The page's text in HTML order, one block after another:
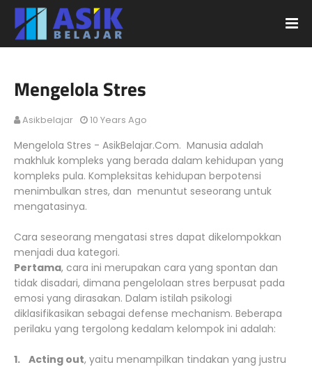
Mengelola Stres
Asikbelajar 10 Years Ago
Mengelola Stres - AsikBelajar.Com. Manusia adalah
makhluk kompleks yang berada dalam kehidupan yang
kompleks pula. Kompleksitas kehidupan berpotensi
menimbulkan stres, dan menuntut seseorang untuk
mengatasinya.
Cara seseorang mengatasi stres dapat dikelompokkan
menjadi dua kategori.
Pertama, cara ini merupakan cara yang spontan dan
tidak disadari, dimana pengelolaan stres berpusat pada
emosi yang dirasakan. Dalam istilah psikologi
diklasifikasikan sebagai defense mechanism. Beberapa
perilaku yang tergolong kedalam kelompok ini adalah:
1. Acting out, yaitu menampilkan tindakan yang justru